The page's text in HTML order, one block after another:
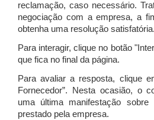
reclamação, caso necessário.
negociação com a empresa, a
obtenha uma resolução satisfatória.
Para interagir, clique no botão
que fica no final da página.
Para avaliar a resposta, clique
Fornecedor”. Nesta ocasião, o
uma última manifestação sobre
prestado pela empresa.